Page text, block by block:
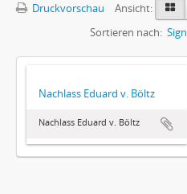
Druckvorschau
Ansicht:
Sortieren nach:
Nachlass Eduard v. Böltz
Nachlass Eduard v. Böltz